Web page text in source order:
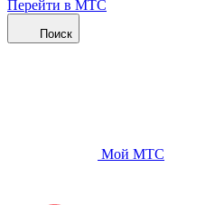
Перейти в МТС
Поиск
Мой МТС